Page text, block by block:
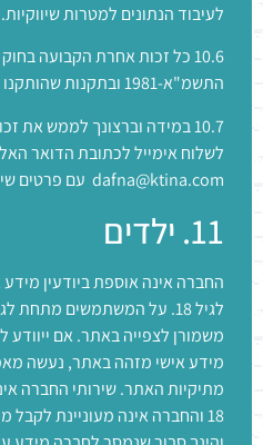
לעיבוד הנתונים למטרות שיווקיות.
10.6 כל זכות אחרת הקבועה
התשמ"א-1981 ובתקנות שהותקנו מכוחו.
10.7 במידה וברצונך לממש את
לשלוח אימייל לכתובת הדואר
dafna@ktina.com עם פרטים שיאפשרו לנו לאמת את זהותך.
11. ילדים
החברה אינה אוספת ביודעין
מידע אישי מזהה באתר, נעשה
מתיקיות האתר. שירותי החברה
18 והחברה אינה מעוניינת